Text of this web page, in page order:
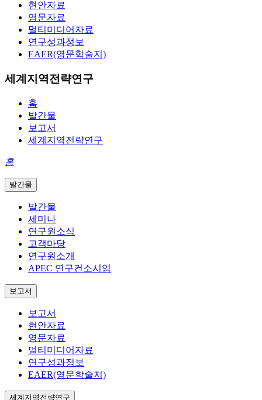
현안자료
영문자료
멀티미디어자료
연구성과정보
EAER(영문학술지)
세계지역전략연구
홈
발간물
보고서
세계지역전략연구
홈
발간물
발간물
세미나
연구원소식
고객마당
연구원소개
APEC 연구컨소시엄
보고서
보고서
현안자료
영문자료
멀티미디어자료
연구성과정보
EAER(영문학술지)
세계지역전략연구